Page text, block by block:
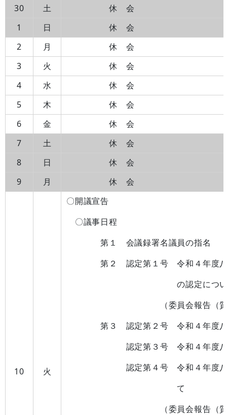
30 土
休 会
1
日
休 会
2
月
休 会
3
火
休 会
4
水
休 会
5
木
休 会
6
金
休 会
7
土
休 会
8
日
休 会
9
月 休 会
10 火
〇開議宣告
〇議事日程
第１ 会議録署名議員の指名
第２ 認定第１号 令和４年度八
の認定につい
（委員会報告（質疑）、
第３ 認定第２号 令和４年度八幡
認定第３号 令和４年度八幡浜
認定第４号 令和４年度八幡浜
て
（委員会報告（質疑）、